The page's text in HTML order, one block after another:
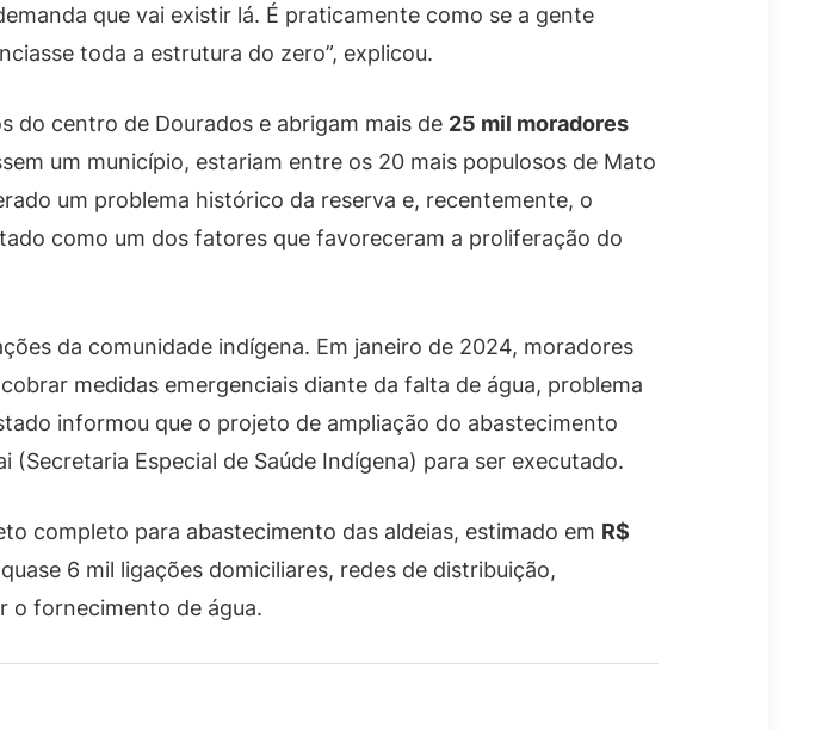
que vai existir lá. É praticamente como se a gente
toda a estrutura do zero”, explicou.
do centro de Dourados e abrigam mais de 25 mil moradores
um município, estariam entre os 20 mais populosos de Mato
um problema histórico da reserva e, recentemente, o
como um dos fatores que favoreceram a proliferação do
da comunidade indígena. Em janeiro de 2024, moradores
medidas emergenciais diante da falta de água, problema
informou que o projeto de ampliação do abastecimento
Especial de Saúde Indígena) para ser executado.
completo para abastecimento das aldeias, estimado em R$
6 mil ligações domiciliares, redes de distribuição,
o fornecimento de água.